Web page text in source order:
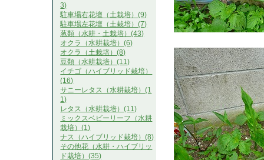
3)
駐車場右花壇（土栽培）(9)
駐車場左花壇（土栽培）(7)
葱類（水耕・土栽培）(43)
オクラ（水耕栽培）(6)
オクラ（土栽培）(8)
豆類（水耕栽培）(11)
イチゴ（ハイブリッド栽培）
(16)
サニーレタス（水耕栽培）(1
1)
レタス（水耕栽培）(11)
ミックスベビーリーフ（水耕
栽培）(1)
ナス（ハイブリッド栽培）(8)
その他花（水耕・ハイブリッ
ド栽培）(35)